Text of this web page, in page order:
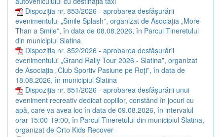
Dispoziția nr. 853/2026 - aprobarea desfășurării
evenimentului „Smile Splash”, organizat de Asociația „More
Than a Smile”, în data de 08.08.2026, în Parcul Tineretului
din municipiul Slatina
Dispoziția nr. 852/2026 - aprobarea desfășurării
evenimentului „Grand Rally Tour 2026 - Slatina”, organizat
de Asociația „Club Sportiv Pasiune pe Roți”, în data de
18.08.2026, în municipiul Slatina
Dispoziția nr. 851/2026 - aprobarea desfășurării unui
eveniment recreativ dedicat copiilor, constând în jocuri cu
apă, care va avea loc în data de 09.08.2026, în intervalul
orar 15:00-19:00, în Parcul Tineretului din municipiul Slatina,
organizat de Orto Kids Recover